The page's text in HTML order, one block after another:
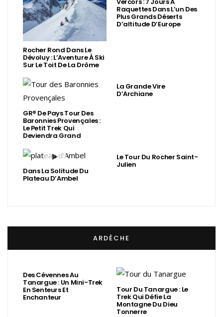
Rocher Rond Dans Le
Dévoluy : L’Aventure À Ski
Sur Le Toit De La Drôme
Raquettes Dans L’un Des
Plus Grands Déserts
D’altitude D’Europe
GR® De Pays Tour Des
Baronnies Provençales :
Le Petit Trek Qui
Deviendra Grand
La Grande Vire
D’Archiane
Dans La Solitude Du
Plateau D’Ambel
Le Tour Du Rocher Saint-
Julien
ARDÈCHE
Des Cévennes Au
Tanargue : Un Mini-Trek
En Senteurs Et
Enchanteur
Tour Du Tanargue : Le
Trek Qui Défie La
Montagne Du Dieu
Tonnerre